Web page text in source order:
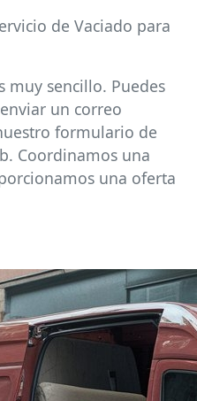
de Vaciado para
muy sencillo. Puedes
un correo
formulario de
Coordinamos una
una oferta